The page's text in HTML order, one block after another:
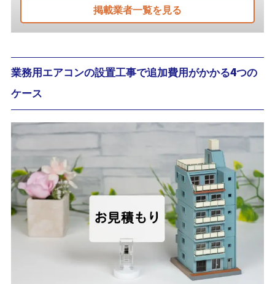
掲載業者一覧を見る
業務用エアコンの設置工事で追加費用がかかる4つの
ケース